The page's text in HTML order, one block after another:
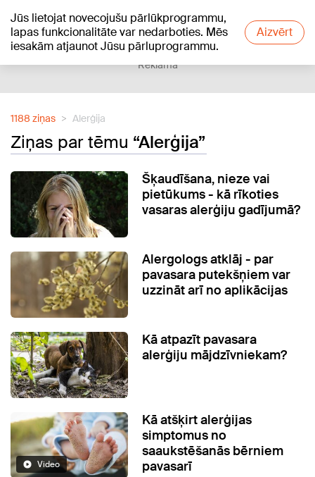
Jūs lietojat novecojušu pārlūkprogrammu,
lapas funkcionalitāte var nedarboties. Mēs
iesakām atjaunot Jūsu pārluprogrammu.
Aizvērt
+19°C
Reklāma
1188 ziņas Alerģija
Ziņas par tēmu “Alerģija”
Šķaudīšana, nieze vai
pietūkums - kā rīkoties
vasaras alerģiju gadījumā?
Alergologs atklāj - par
pavasara putekšņiem var
uzzināt arī no aplikācijas
Kā atpazīt pavasara
alerģiju mājdzīvniekam?
Video
Kā atšķirt alerģijas
simptomus no
saaukstēšanās bērniem
pavasarī